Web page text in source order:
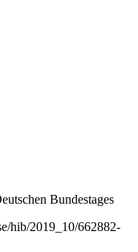
Bundestages
hib/2019_10/662882-